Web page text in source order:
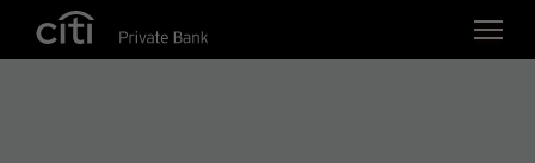
Skip navigation links